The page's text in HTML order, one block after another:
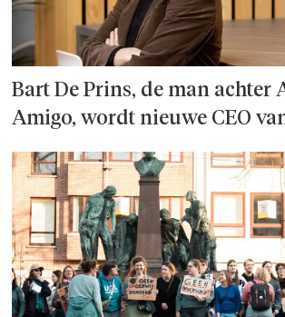
Bart De Prins, de man achter
Amigo, wordt nieuwe CEO